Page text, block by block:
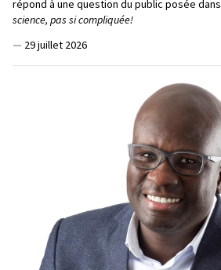
répond à une question du public posée
science, pas si compliquée!
— 29 juillet 2026